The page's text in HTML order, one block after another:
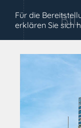
Für die
erklären Sie sich